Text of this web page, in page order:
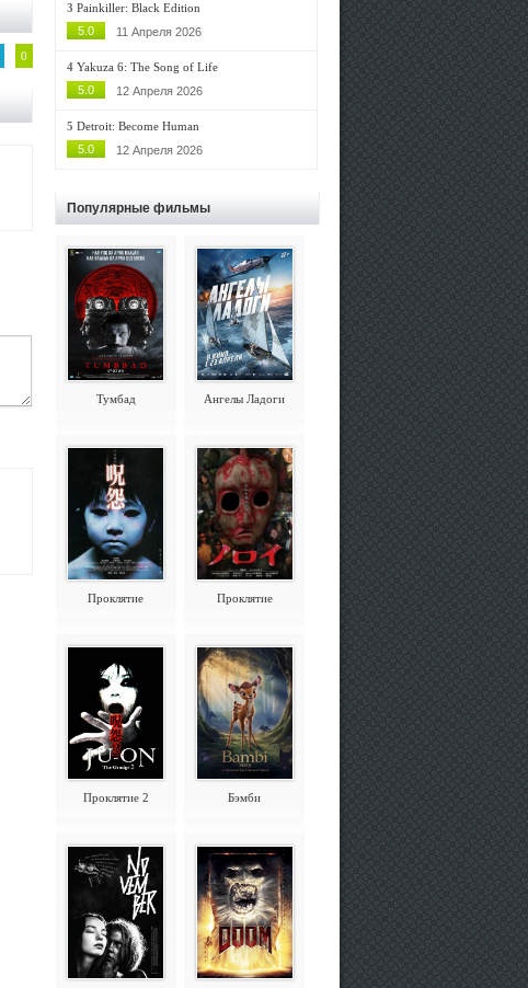
0
3 Painkiller: Black Edition
5.0
11 Апреля 2026
4 Yakuza 6: The Song of Life
5.0
12 Апреля 2026
5 Detroit: Become Human
5.0
12 Апреля 2026
Популярные фильмы
Тумбад Ангелы Ладоги
Проклятие Проклятие
Проклятие 2 Бэмби